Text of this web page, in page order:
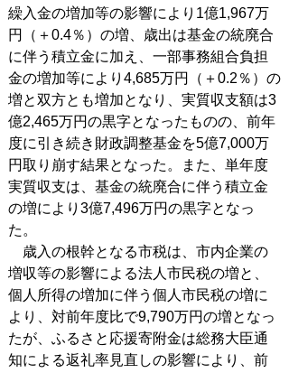
繰入金の増加等の影響により1億1,967万
円（＋0.4％）の増、歳出は基金の統廃合
に伴う積立金に加え、一部事務組合負担
金の増加等により4,685万円（＋0.2％）の
増と双方とも増加となり、実質収支額は3
億2,465万円の黒字となったものの、前年
度に引き続き財政調整基金を5億7,000万
円取り崩す結果となった。また、単年度
実質収支は、基金の統廃合に伴う積立金
の増により3億7,496万円の黒字となっ
た。
歳入の根幹となる市税は、市内企業の
増収等の影響による法人市民税の増と、
個人所得の増加に伴う個人市民税の増に
より、対前年度比で9,790万円の増となっ
たが、ふるさと応援寄附金は総務大臣通
知による返礼率見直しの影響により、前